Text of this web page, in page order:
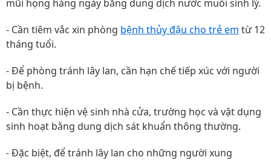
mũi họng hàng ngày bằng dung dịch nước muối sinh lý.
- Cần tiêm vắc xin phòng bệnh thủy đậu cho trẻ em từ 12
tháng tuổi.
- Để phòng tránh lây lan, cần hạn chế tiếp xúc với người
bị bệnh.
- Cần thực hiện vệ sinh nhà cửa, trường học và vật dụng
sinh hoạt bằng dung dịch sát khuẩn thông thường.
- Đặc biệt, để tránh lây lan cho những người xung